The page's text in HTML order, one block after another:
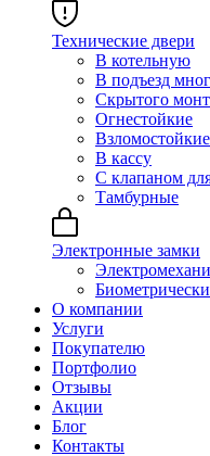
Технические двери
В котельную
В подъезд
Скрытого
Огнестойкие
В кассу
С клапаном
Тамбурные
Электронные замки
О компании
Услуги
Покупателю
Портфолио
Отзывы
Акции
Блог
Контакты